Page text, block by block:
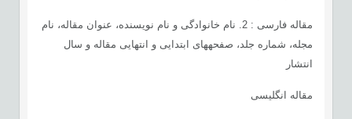
مقاله فارسی : 2. نام خانوادگی و نام نویسنده، عنوان مقاله، نام
مجله، شماره جلد، صفحه­های ابتدایی و انتهایی مقاله و سال
انتشار
مقاله انگلیسی